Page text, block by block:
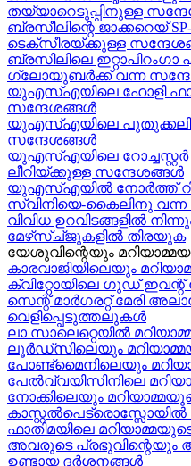
തയ്യാറെടുപ്പിനുള്ള
ബ്രസീലിന്റെ ജാക്കറെയ്‍
ടെക്സീരയ്ക്കുള്ള
ബ്രസിലിലെ
ഗ്ലോയുബർക്ക് വന്ന
യുഎസ്എയിലെ ഹോളി
സന്ദേശങ്ങൾ
യുഎസ്എയിലെ
സന്ദേശങ്ങള്‍
യുഎസ്എയിലെ
ലീറിയ്ക്കുള്ള സന്ദേശങ്ങൾ
യുഎസ്എയിൽ നോർത്ത്
സ്വിനിയെ-കൈലിനു വന്ന
വിവിധ ഉറവിടങ്ങളിൽ
മേഴ്‍സ്ച്ജുകളിൽ തിരയുക
യേശുവിന്റെയും
കാരവാജിയിലെയും
ക്വിറ്റോയിലെ ഗുഡ്
സെന്റ് മാർഗരറ്റ് മേരി
വെളിപ്പെടുത്തലുകൾ
ലാ സാലെറ്റെയിൽ
ലൂർഡ്സിലെയും
പോണ്ട്മൈനിലെയും
പേൽവ്വയിസിനിലെ
നോക്കിലെയും
ഫാതിമയിലെ
അവരുടെ പ്രഭുവിന്റെയും
ഉണ്ടായ ദർശനങ്ങൾ